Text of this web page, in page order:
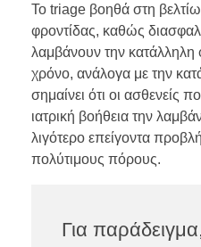
Το triage βοηθά στη
φροντίδας, καθώς
λαμβάνουν την κατάλληλη
χρόνο, ανάλογα με την
σημαίνει ότι οι ασθενείς
ιατρική βοήθεια την
λιγότερο επείγοντα
πολύτιμους πόρους.
Για